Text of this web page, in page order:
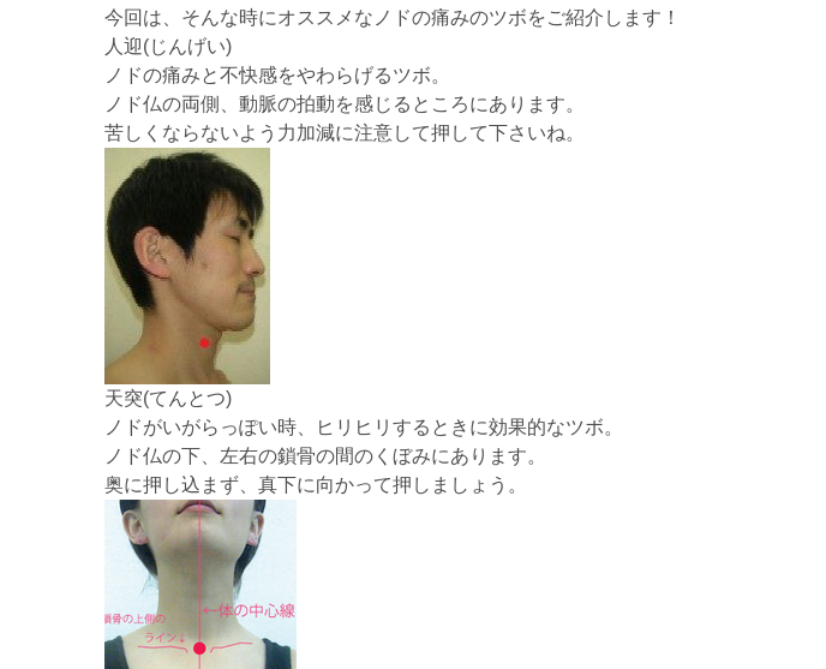
今回は、そんな時にオススメなノドの痛みのツボをご紹介します！
人迎(じんげい)
ノドの痛みと不快感をやわらげるツボ。
ノド仏の両側、動脈の拍動を感じるところにあります。
苦しくならないよう力加減に注意して押して下さいね。
天突(てんとつ)
ノドがいがらっぽい時、ヒリヒリするときに効果的なツボ。
ノド仏の下、左右の鎖骨の間のくぼみにあります。
奥に押し込まず、真下に向かって押しましょう。